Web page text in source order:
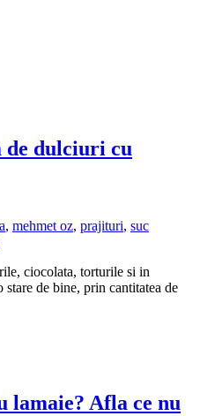
de dulciuri cu
, mehmet oz, prajituri, suc
ciocolata, torturile si in
de bine, prin cantitatea de
lamaie? Afla ce nu